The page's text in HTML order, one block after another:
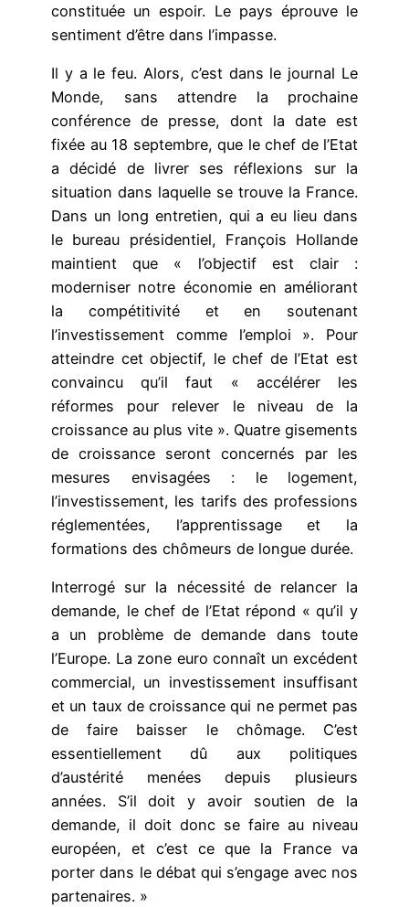
constituée un espoir. Le pays éprouve le
sentiment d’être dans l’impasse.
Il y a le feu. Alors, c’est dans le journal Le
Monde, sans attendre la prochaine
conférence de presse, dont la date est
fixée au 18 septembre, que le chef de l’Etat
a décidé de livrer ses réflexions sur la
situation dans laquelle se trouve la France.
Dans un long entretien, qui a eu lieu dans
le bureau présidentiel, François Hollande
maintient que « l’objectif est clair :
moderniser notre économie en améliorant
la compétitivité et en soutenant
l’investissement comme l’emploi ». Pour
atteindre cet objectif, le chef de l’Etat est
convaincu qu’il faut « accélérer les
réformes pour relever le niveau de la
croissance au plus vite ». Quatre gisements
de croissance seront concernés par les
mesures envisagées : le logement,
l’investissement, les tarifs des professions
réglementées, l’apprentissage et la
formations des chômeurs de longue durée.
Interrogé sur la nécessité de relancer la
demande, le chef de l’Etat répond « qu’il y
a un problème de demande dans toute
l’Europe. La zone euro connaît un excédent
commercial, un investissement insuffisant
et un taux de croissance qui ne permet pas
de faire baisser le chômage. C’est
essentiellement dû aux politiques
d’austérité menées depuis plusieurs
années. S’il doit y avoir soutien de la
demande, il doit donc se faire au niveau
européen, et c’est ce que la France va
porter dans le débat qui s’engage avec nos
partenaires. »